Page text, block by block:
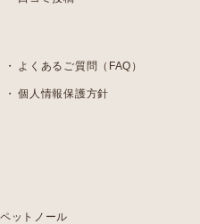
よくあるご質問（FAQ）
個人情報保護方針
ットノール